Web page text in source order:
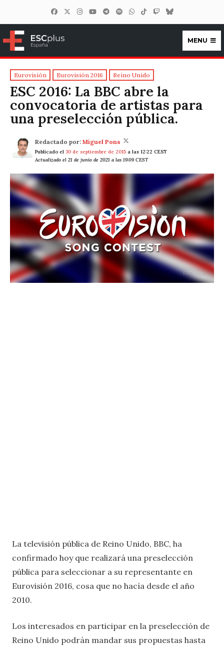
ESCplus España
MENU
Eurovisión Eurovisión 2016 Reino Unido
ESC 2016: La BBC abre la
convocatoria de artistas para
una preselección pública.
Redactado por: Miguel Pons
Publicado el 30 de septiembre de 2015 a las 12:22 CEST
Actualizado el 21 de junio de 2021 a las 19:09 CEST
La televisión pública de Reino Unido, BBC, ha
confirmado hoy que realizará una preselección
pública para seleccionar a su representante en
Eurovisión 2016, cosa que no hacía desde el año
2010.
Los interesados en participar en la preselección de
Reino Unido podrán mandar sus propuestas hasta